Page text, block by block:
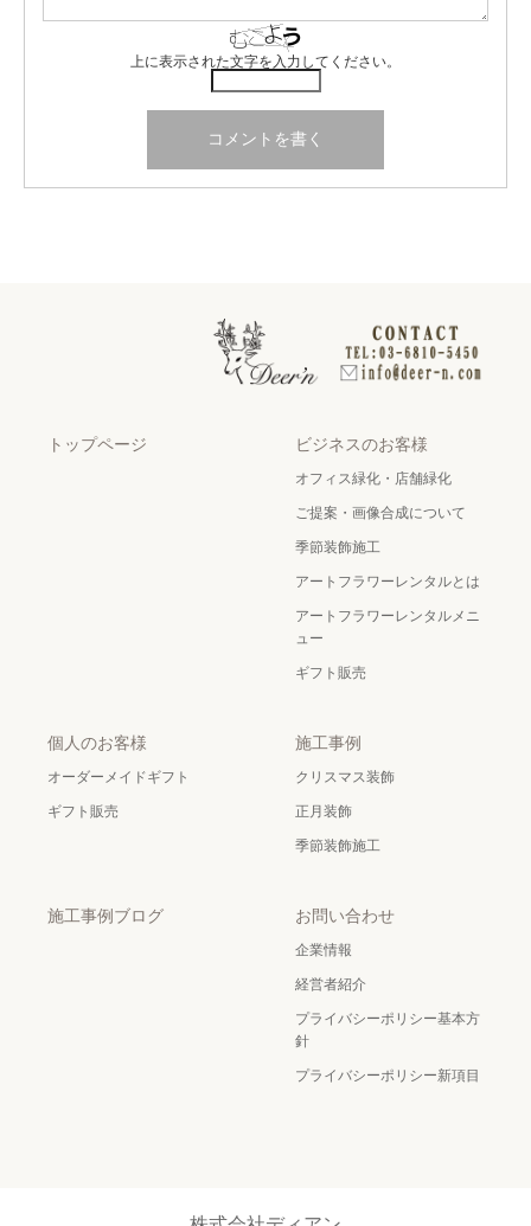
上に表示された文字を入力してください。
トップページ ビジネスのお客様
オフィス緑化・店舗緑化
ご提案・画像合成について
季節装飾施工
アートフラワーレンタルとは
アートフラワーレンタルメニ
ュー
ギフト販売
個人のお客様
オーダーメイドギフト
ギフト販売
施工事例
クリスマス装飾
正月装飾
季節装飾施工
施工事例ブログ お問い合わせ
企業情報
経営者紹介
プライバシーポリシー基本方
針
プライバシーポリシー新項目